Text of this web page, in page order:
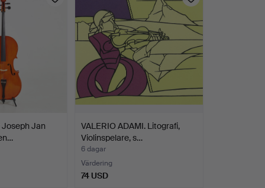
Joseph Jan
VALERIO ADAMI. Litografi,
Violinspelare, s…
6 dagar
Värdering
74 USD